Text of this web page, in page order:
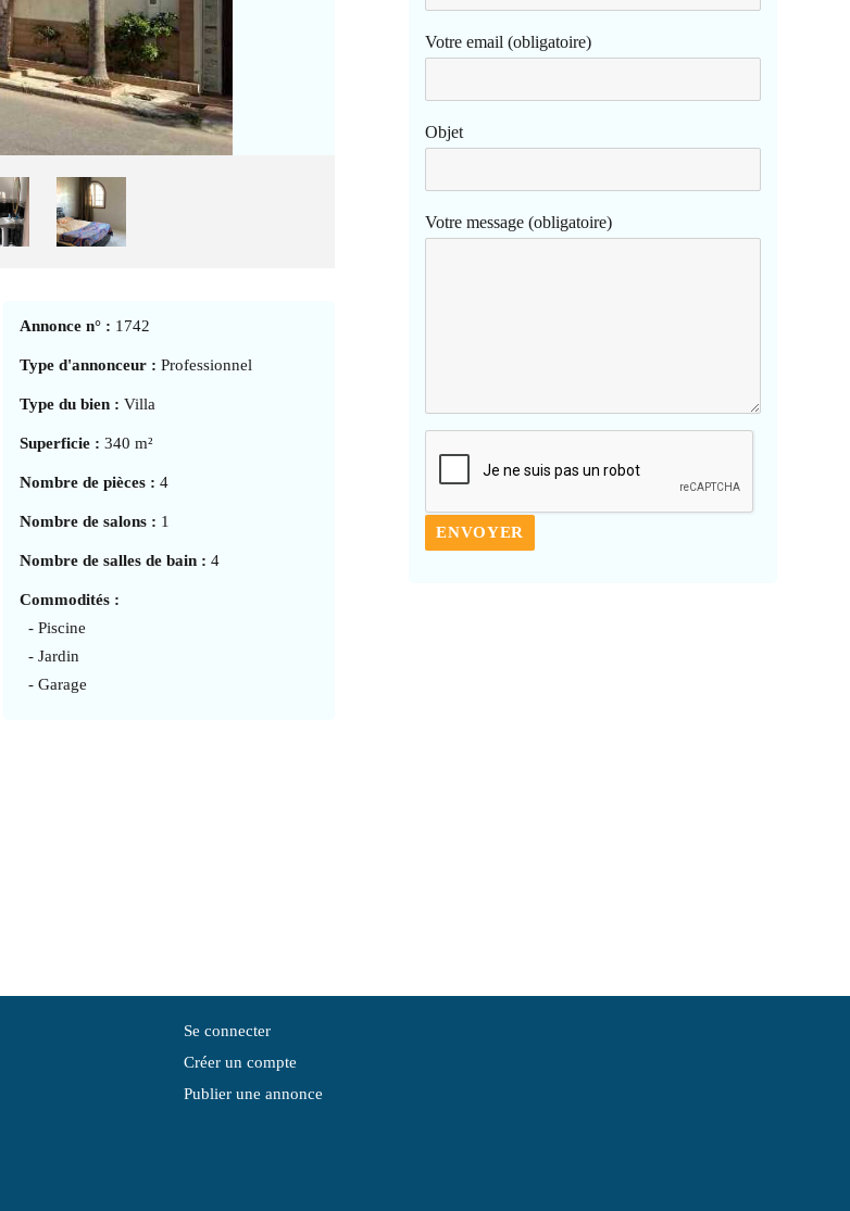
Annonce n° : 1742
Type d'annonceur : Professionnel
Type du bien : Villa
Superficie : 340 m²
Nombre de pièces : 4
Nombre de salons : 1
Nombre de salles de bain : 4
Commodités :
- Piscine
- Jardin
- Garage
Votre email (obligatoire)
Objet
Votre message (obligatoire)
Se connecter
Créer un compte
Publier une annonce